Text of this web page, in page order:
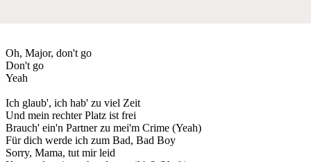
Oh, Major, don't go
Don't go
Yeah
Ich glaub', ich hab' zu viel Zeit
Und mein rechter Platz ist frei
Brauch' ein'n Partner zu mei'm Crime (Yeah)
Für dich werde ich zum Bad, Bad Boy
Sorry, Mama, tut mir leid